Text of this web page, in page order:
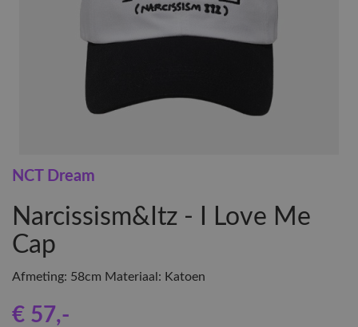
NCT Dream
Narcissism&Itz - I Love Me
Cap
Afmeting: 58cm Materiaal: Katoen
€ 57,-